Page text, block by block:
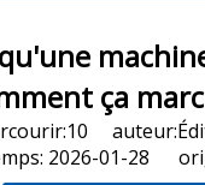
ça
10
2026-01-28